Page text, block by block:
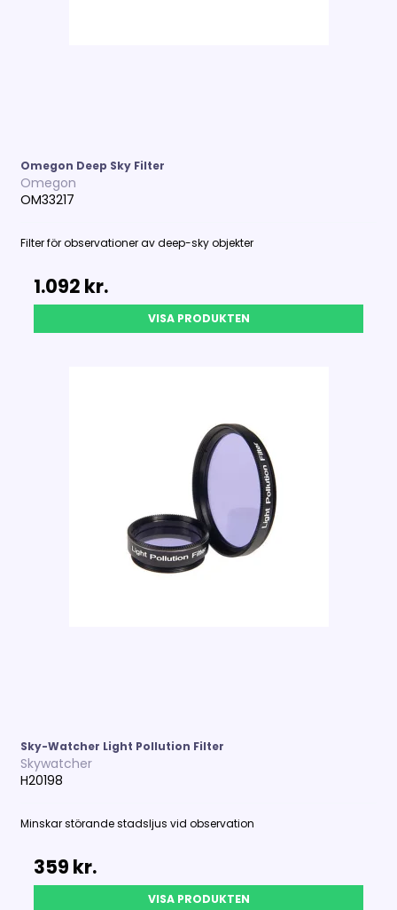
Omegon Deep Sky Filter
Omegon
OM33217
Filter för observationer av deep-sky objekter
1.092 kr.
VISA PRODUKTEN
Sky-Watcher Light Pollution Filter
Skywatcher
H20198
Minskar störande stadsljus vid observation
359 kr.
VISA PRODUKTEN